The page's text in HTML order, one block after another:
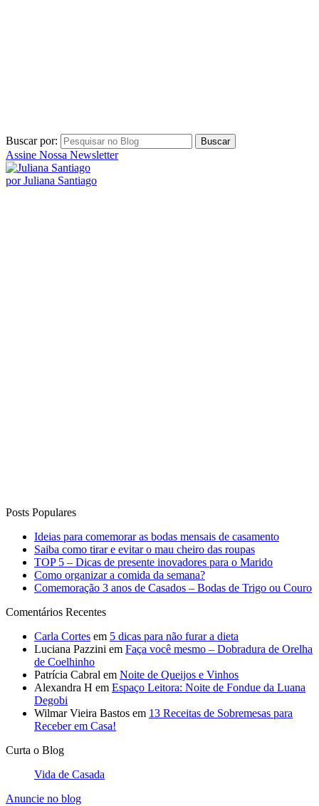
Buscar por:
Assine Nossa Newsletter
por Juliana Santiago
Posts Populares
Ideias para comemorar as bodas mensais de casamento
Saiba como tirar e evitar o mau cheiro das roupas
TOP 5 – Dicas de presente inovadores para o Marido
Como organizar a comida da semana?
Comemoração 3 anos de Casados – Bodas de Trigo ou Couro
Comentários Recentes
Carla Cortes em 5 dicas para não furar a dieta
Luciana Pazzini em Faça você mesmo – Dobradura de Orelha
de Coelhinho
Patrícia Cabral em Noite de Queijos e Vinhos
Alexandra H em Espaço Leitora: Noite de Fondue da Luana
Degobi
Wilmar Vieira Bastos em 13 Receitas de Sobremesas para
Receber em Casa!
Curta o Blog
Vida de Casada
Anuncie no blog